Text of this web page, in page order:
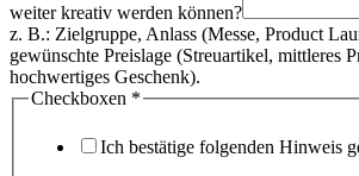
weiter kreativ werden können?
z. B.: Zielgruppe, Anlass (Messe, Product
gewünschte Preislage (Streuartikel, mittleres
hochwertiges Geschenk).
Checkboxen *
Ich bestätige folgenden Hinweis